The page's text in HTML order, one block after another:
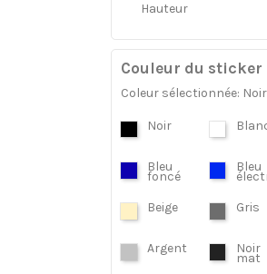
Hauteur
Couleur du sticker
Coleur sélectionnée: Noir
Noir
Bleu
foncé
Bleu
Beige Gris
Argent Noir
mat